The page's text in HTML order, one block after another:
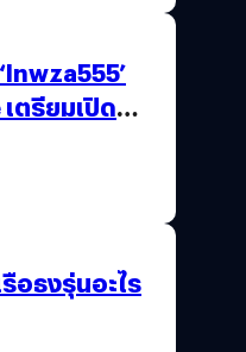
เตรียมเปิด
อธงรุ่นอะไร